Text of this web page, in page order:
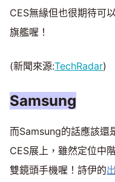
CES無緣但也很期待可
旗艦喔！
(新聞來源:TechRadar)
Samsung
而Samsung的話應該還
CES展上，雖然定位中
雙鏡頭手機喔！詩伊的